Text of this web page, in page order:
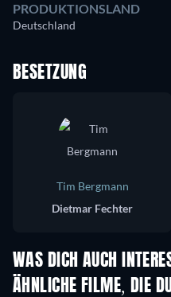
PRODUKTIONSLAND
Deutschland
BESETZUNG
Tim Bergmann
Dietmar Fechter
WAS DICH AUCH
ÄHNLICHE FILME, DIE